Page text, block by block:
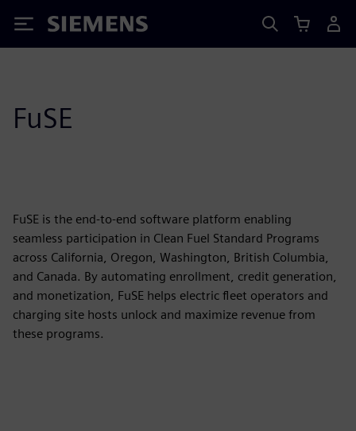
Siemens
FuSE
FuSE is the end-to-end software platform enabling
seamless participation in Clean Fuel Standard Programs
across California, Oregon, Washington, British Columbia,
and Canada. By automating enrollment, credit generation,
and monetization, FuSE helps electric fleet operators and
charging site hosts unlock and maximize revenue from
these programs.